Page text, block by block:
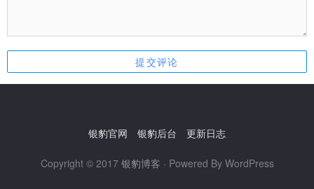
银豹官网 银豹后台 更新日志
Copyright © 2017 银豹博客 · Powered By WordPress